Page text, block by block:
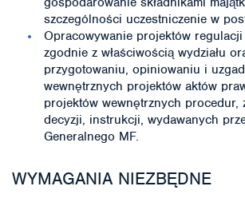
szczególności uczestniczenie w
Opracowywanie projektów
zgodnie z właściwością wydziału
przygotowaniu, opiniowaniu i
wewnętrznych projektów aktów
projektów wewnętrznych procedur,
decyzji, instrukcji, wydawanych
Generalnego MF.
WYMAGANIA NIEZBĘDNE